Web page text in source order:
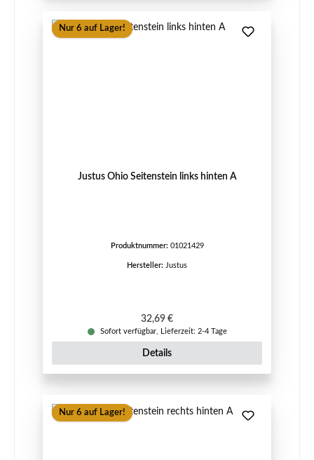
Nur 6 auf Lager!
Justus Ohio Seitenstein links hinten A
Produktnummer: 01021429
Hersteller: Justus
Regulärer Preis:
32,69 €
Sofort verfügbar, Lieferzeit: 2-4 Tage
Details
Nur 6 auf Lager!